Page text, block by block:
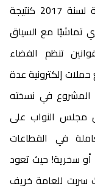
يرجع العمل على قانون الجرائم الالكترونية لسنة 2017 كنتيجة
تماشيًا مع السياق
تنظم الفضاء
حملات إلكترونية عدة
وأعضاءه٫ ليرتكز المشروع في نسخته
مجلس النواب على
في القطاعات
أي نقد أو سخرية! حيث تعود
القانون لسنة 2018، حيث سربت للعامة خريف